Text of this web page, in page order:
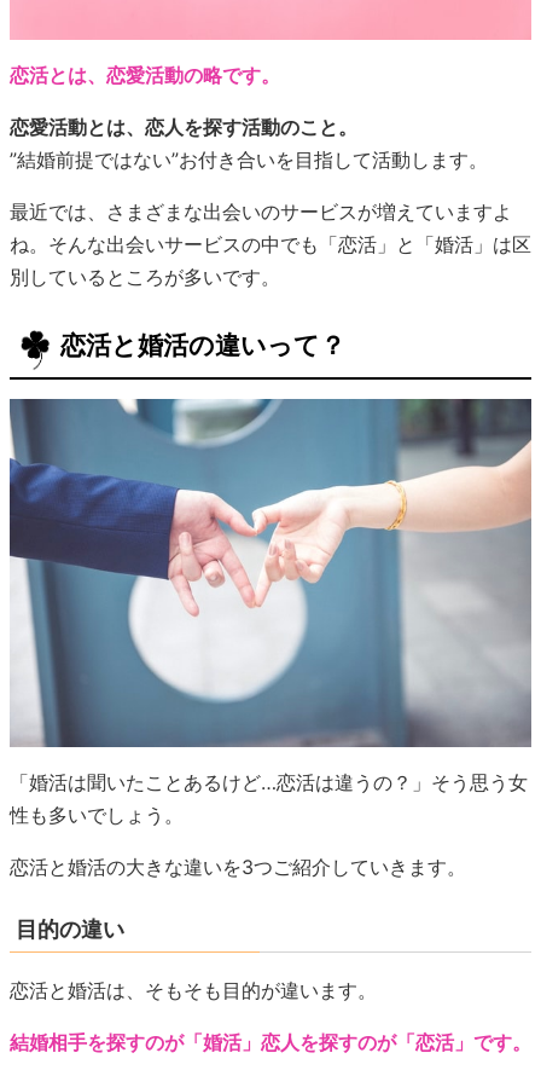
恋活とは、恋愛活動の略です。
恋愛活動とは、恋人を探す活動のこと。
”結婚前提ではない”お付き合いを目指して活動します。
最近では、さまざまな出会いのサービスが増えていますよ
ね。そんな出会いサービスの中でも「恋活」と「婚活」は区
別しているところが多いです。
恋活と婚活の違いって？
「婚活は聞いたことあるけど…恋活は違うの？」そう思う女
性も多いでしょう。
恋活と婚活の大きな違いを3つご紹介していきます。
目的の違い
恋活と婚活は、そもそも目的が違います。
結婚相手を探すのが「婚活」恋人を探すのが「恋活」です。